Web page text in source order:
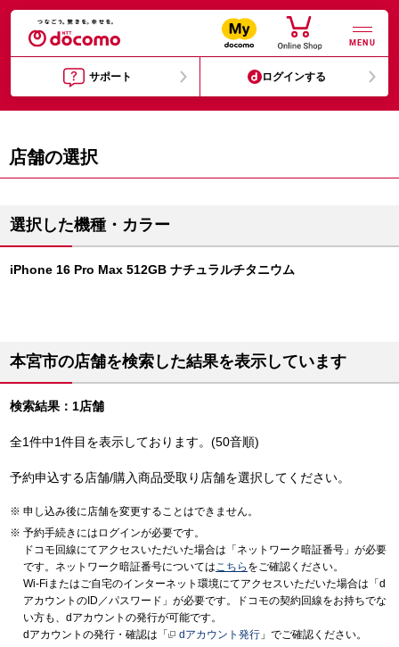
MENU
サポート ログインする
店舗の選択
選択した機種・カラー
iPhone 16 Pro Max 512GB ナチュラルチタニウム
本宮市の店舗を検索した結果を表示しています
検索結果：1店舗
全1件中1件目を表示しております。(50音順)
予約申込する店舗/購入商品受取り店舗を選択してください。
申し込み後に店舗を変更することはできません。
予約手続きにはログインが必要です。
ドコモ回線にてアクセスいただいた場合は「ネットワーク暗証番号」が必要
です。ネットワーク暗証番号についてはこちら をご確認ください。
Wi-Fiまたはご自宅のインターネット環境にてアクセスいただいた場合は「d
アカウントのID／パスワード」が必要です。ドコモの契約回線をお持ちでな
い方も、dアカウントの発行が可能です。
dアカウントの発行・確認は「
dアカウント発行 」でご確認ください。